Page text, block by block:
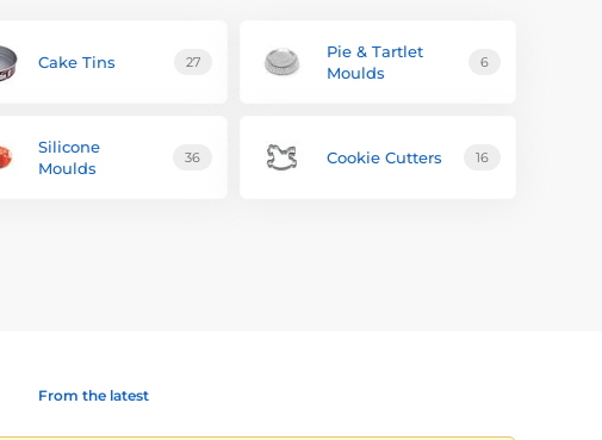
Cake Tins 27
Pie & Tartlet
Moulds
6
Silicone
Moulds
36 Cookie Cutters 16
From the latest